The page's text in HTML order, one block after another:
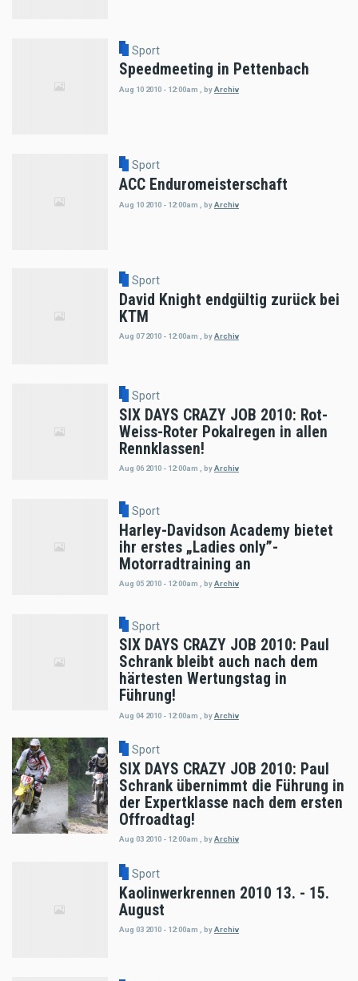
Sport
Speedmeeting in Pettenbach
Aug 10 2010 - 12:00am byArchiv
Sport
ACC Enduromeisterschaft
Aug 10 2010 - 12:00am byArchiv
Sport
David Knight endgültig zurück bei
KTM
Aug 07 2010 - 12:00am , byArchiv
Sport
SIX DAYS CRAZY JOB 2010: Rot-
Weiss-Roter Pokalregen in allen
Rennklassen!
Aug 06 2010 - 12:00am byArchiv
Sport
Harley-Davidson Academy bietet
ihr erstes „Ladies only”-
Motorradtraining an
Aug 05 2010 - 12:00am byArchiv
Sport
SIX DAYS CRAZY JOB 2010: Paul
Schrank bleibt auch nach dem
härtesten Wertungstag in
Führung!
Aug 04 2010 - 12:00am byArchiv
Sport
SIX DAYS CRAZY JOB 2010: Paul
Schrank übernimmt die Führung in
der Expertklasse nach dem ersten
Offroadtag!
Aug 03 2010 - 12:00am , byArchiv
Sport
Kaolinwerkrennen 2010 13. - 15.
August
Aug 03 2010 - 12:00am byArchiv